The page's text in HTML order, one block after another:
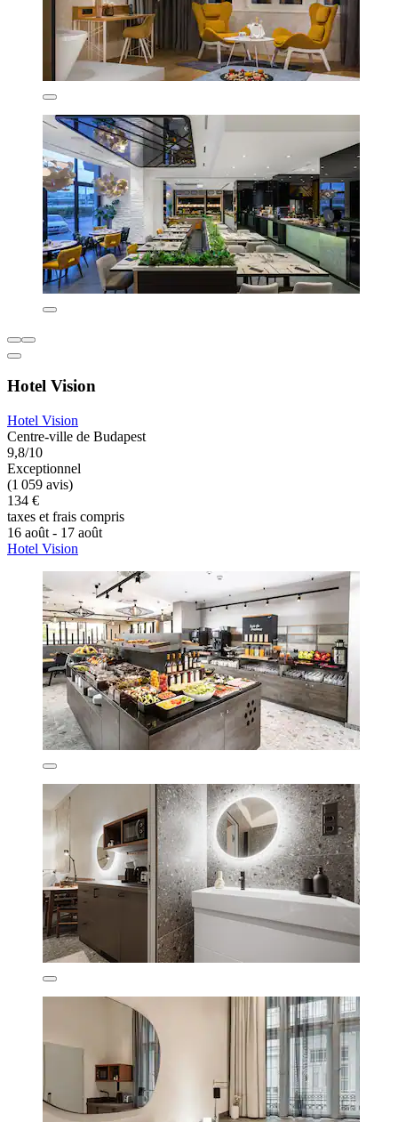
Hotel Vision
Hotel Vision
Centre-ville de Budapest
9,8/10
Exceptionnel
(1 059 avis)
134 €
taxes et frais compris
16 août - 17 août
Hotel Vision